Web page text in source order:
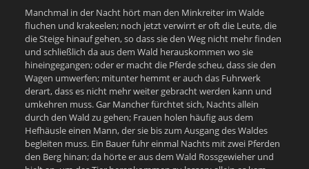
Manchmal in der Nacht hört man den Minkreiter im Walde
fluchen und krakeelen; noch jetzt verwirrt er oft die Leute, die
die Steige hinauf gehen, so dass sie den Weg nicht mehr finden
und schließlich da aus dem Wald herauskommen wo sie
hineingegangen; oder er macht die Pferde scheu, dass sie den
Wagen umwerfen; mitunter hemmt er auch das Fuhrwerk
derart, dass es nicht mehr weiter gebracht werden kann und
umkehren muss. Gar Mancher fürchtet sich, Nachts allein
durch den Wald zu gehen; Frauen holen häufig aus dem
Hefhäusle einen Mann, der sie bis zum Ausgang des Waldes
begleiten muss. Ein Bauer fuhr einmal Nachts mit zwei Pferden
den Berg hinan; da hörte er aus dem Wald Rossgewieher und